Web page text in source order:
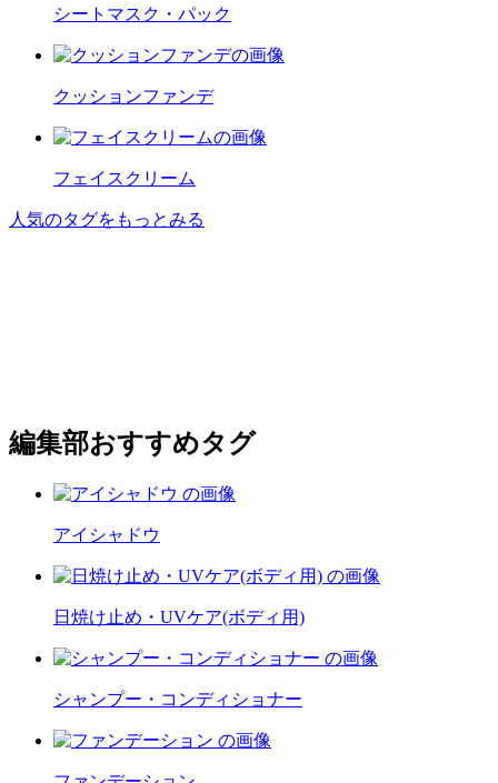
シートマスク・パック
クッションファンデ
フェイスクリーム
人気のタグをもっとみる
編集部おすすめタグ
アイシャドウ
日焼け止め・UVケア(ボディ用)
シャンプー・コンディショナー